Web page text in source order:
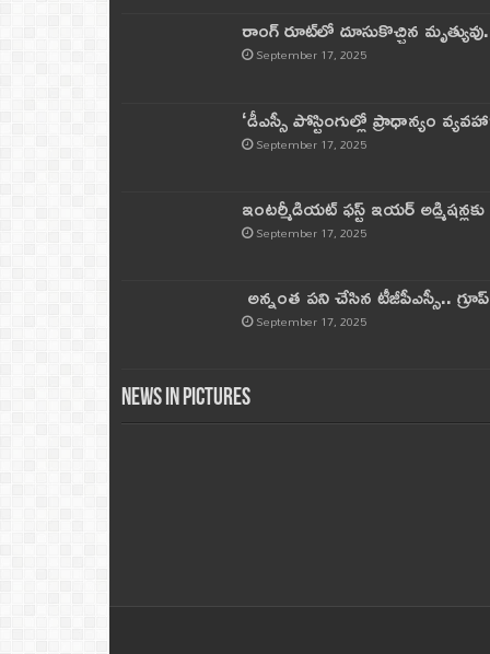
రాంగ్ రూట్‌లో దూసుకొచ్చిన
September 17, 2025
‘డీఎస్సీ పోస్టింగుల్లో ప్రాధాన్యం
September 17, 2025
ఇంటర్మీడియట్ ఫస్ట్‌ ఇయర్‌
September 17, 2025
అన్నంత పని చేసిన టీజీపీఎస్సీ..
September 17, 2025
News in Pictures